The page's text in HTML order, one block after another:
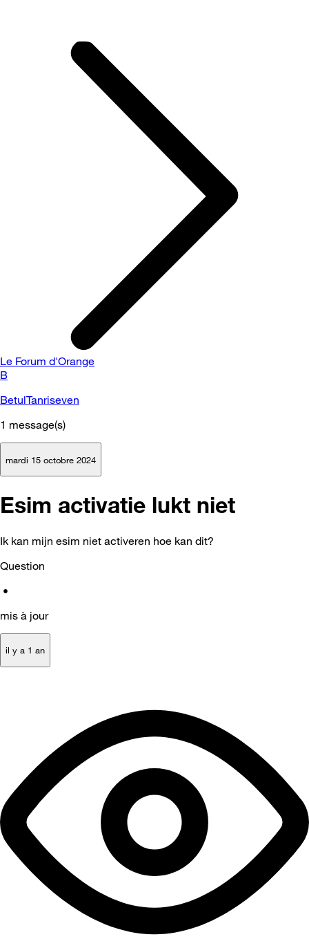
Le Forum d'Orange
B
BetulTanriseven
1 message(s)
mardi 15 octobre 2024
Esim activatie lukt niet
Ik kan mijn esim niet activeren hoe kan dit?
Question
•
mis à jour
il y a 1 an